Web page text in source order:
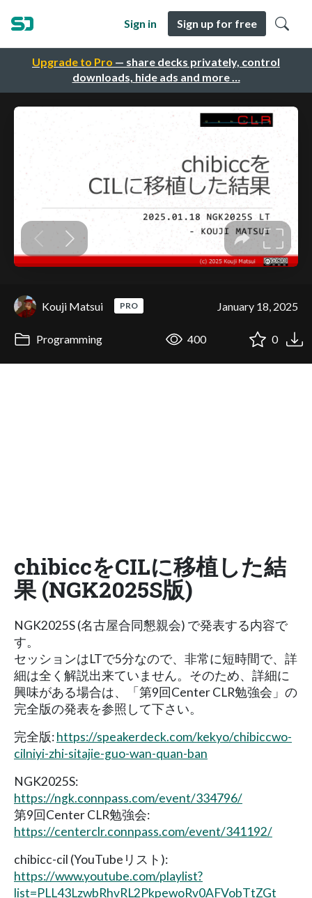
Upgrade to Pro — share decks privately, control
downloads, hide ads and more …
Sign in Sign up for free
Kouji Matsui PRO January 18, 2025
Programming 400 0
chibiccをCILに移植した結
果 (NGK2025S版)
NGK2025S (名古屋合同懇親会) で発表する内容で
す。
セッションはLTで5分なので、非常に短時間で、詳
細は全く解説出来ていません。そのため、詳細に
興味がある場合は、「第9回Center CLR勉強会」の
完全版の発表を参照して下さい。
完全版:https://speakerdeck.com/kekyo/chibiccwo-
cilniyi-zhi-sitajie-guo-wan-quan-ban
NGK2025S:
https://ngk.connpass.com/event/334796/
第9回Center CLR勉強会:
https://centerclr.connpass.com/event/341192/
chibicc-cil (YouTubeリスト):
https://www.youtube.com/playlist?
list=PLL43LzwbRhvRL2PkpewoRv0AFVobTtZGt